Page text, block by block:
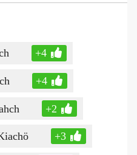
+4
+4
+2
+3